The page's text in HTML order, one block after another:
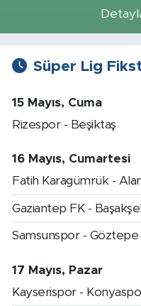
Süper Lig
15 Mayıs, Cuma
Rizespor - Beşiktaş
16 Mayıs, Cumartesi
Fatih Karagümrük -
Gaziantep FK -
Samsunspor - Göztepe
17 Mayıs, Pazar
Kayserispor -